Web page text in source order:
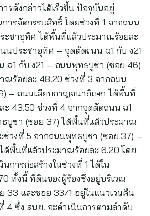
ารดังกล่าวได้เร็วขึ้น ปัจจุบันอยู่
การจัดกรรมสิทธิ์ โดยช่วงที่ 1 จากถนน
ะชาอุทิศ ได้พื้นที่แล้วประมาณร้อยละ
นประชาอุทิศ – จุดตัดถนน ฉ1 กับ ง21
ฉ1 กับ ง21 – ถนนพุทธบูชา (ซอย 46)
ณร้อยละ 48.20 ช่วงที่ 3 จากถนน
– ถนนเลียบกาญจนาภิเษก ได้พื้นที่
ะ 43.50 ช่วงที่ 4 จากจุดตัดถนน ฉ1
บูชา (ซอย 37) ได้พื้นที่แล้วประมาณ
ช่วงที่ 5 จากถนนพุทธบูชา (ซอย 37) –
ด้พื้นที่แล้วประมาณร้อยละ 6.20 โดย
นการก่อสร้างในช่วงที่ 1 ได้ใน
ทั้งนี้ ที่ดินของผู้ร้องซึ่งอยู่บริเวณ
33 และซอย 33/1 อยู่ในแนวเวนคืน
4 ซึ่ง สนย. จะดำเนินการตามลำดับ